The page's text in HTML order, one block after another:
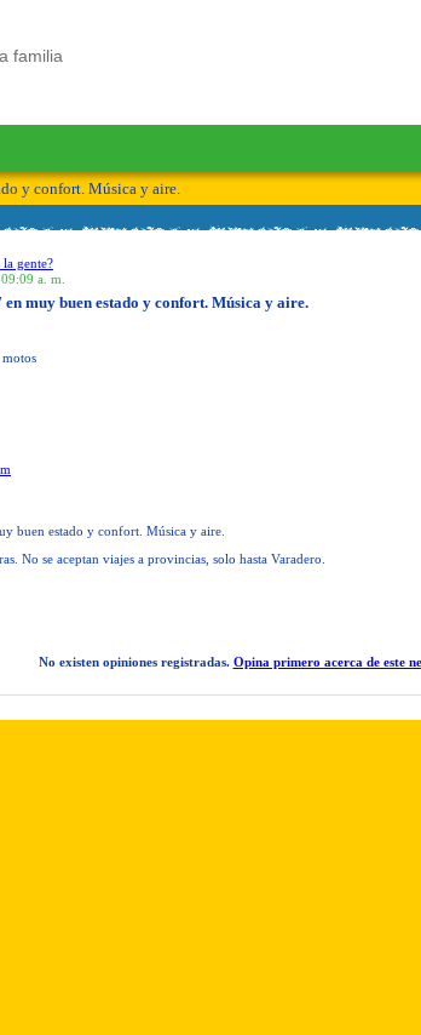
familia
y confort. Música y aire.
la gente?
a. m.
muy buen estado y confort. Música y aire.
buen estado y confort. Música y aire.
No se aceptan viajes a provincias, solo hasta Varadero.
No existen opiniones registradas. Opina primero acerca de este